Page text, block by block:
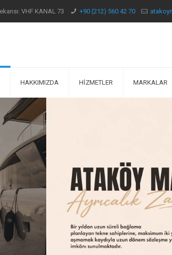
VHF KANAL 73 +90 (212) 560 42 70
HAKKIMIZDA HİZMETLER MARKALAR